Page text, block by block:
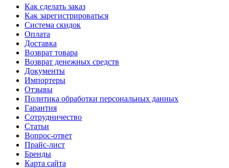
Как сделать заказ
Как зарегистрироваться
Система скидок
Оплата
Доставка
Возврат товара
Возврат денежных средств
Документы
Импортеры
Отзывы
Политика обработки персональных данных
Гарантия
Сотрудничество
Статьи
Вопрос-ответ
Прайс-лист
Бренды
Карта сайта